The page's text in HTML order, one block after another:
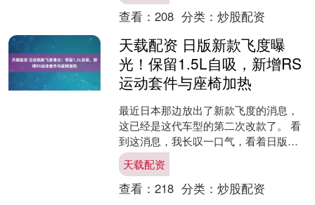
查看： 208 分类： 炒股配资
天载配资 日版新款飞度曝
光！保留1.5L自吸，新增RS
运动套件与座椅加热
最近日本那边放出了新款飞度的消息，
这已经是这代车型的第二次改款了。 看
到这消息，我长叹一口气，看着日版那
套依然保留着一体式大眼灯的前脸，再
看看咱们国内刚被抢空的....
天载配资
查看： 218 分类： 炒股配资